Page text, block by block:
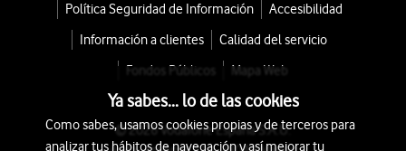
Política Seguridad de Información
Accesibilidad
Información a clientes
Calidad del servicio
Fondos Públicos
Mapa Web
© 2026 Vodafone España S.A.U.
Ya sabes... lo de las cookies
Como sabes, usamos cookies propias y de terceros para
analizar tus hábitos de navegación y así mejorar tu